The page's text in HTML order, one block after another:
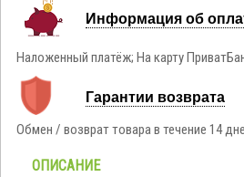
Информация об
Наложенный платёж; На карту
Гарантии возврата
Обмен / возврат товара в течение 14
ОПИСАНИЕ